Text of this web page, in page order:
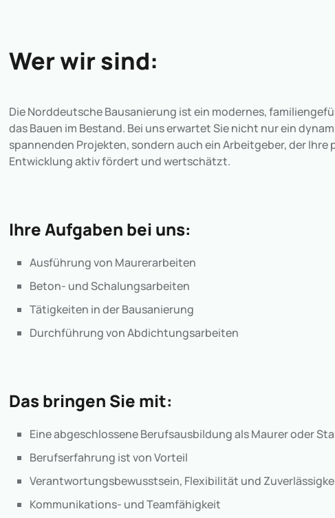
Wer wir sind:
Die Norddeutsche Bausanierung ist ein modernes,
das Bauen im Bestand. Bei uns erwartet Sie nicht nur ein
spannenden Projekten, sondern auch ein Arbeitgeber, der
Entwicklung aktiv fördert und wertschätzt.
Ihre Aufgaben bei uns:
Ausführung von Maurerarbeiten
Beton- und Schalungsarbeiten
Tätigkeiten in der Bausanierung
Durchführung von Abdichtungsarbeiten
Das bringen Sie mit:
Eine abgeschlossene Berufsausbildung als Maurer oder
Berufserfahrung ist von Vorteil
Verantwortungsbewusstsein, Flexibilität und
Kommunikations- und Teamfähigkeit